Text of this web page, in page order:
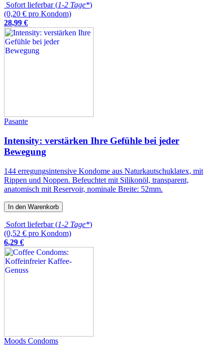
Sofort lieferbar (1-2 Tage*)
(0,20 € pro Kondom)
28,99 €
Pasante
Intensity: verstärken Ihre Gefühle bei jeder
Bewegung
144 erregungsintensive Kondome aus Naturkautschuklatex, mit
Rippen und Noppen. Befeuchtet mit Silikonöl, transparent,
anatomisch mit Reservoir, nominale Breite: 52mm.
In den Warenkorb
Sofort lieferbar (1-2 Tage*)
(0,52 € pro Kondom)
6,29 €
Moods Condoms